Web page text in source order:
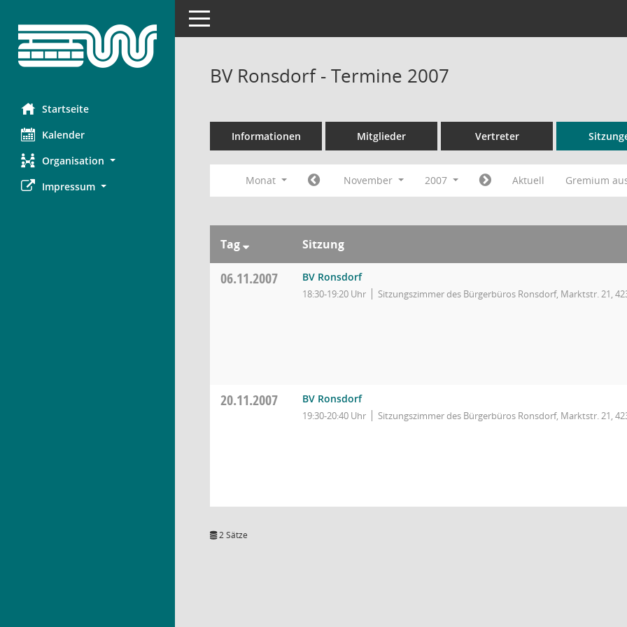
Startseite
Kalender
Organisation
Impressum
Toggle navigation
BV Ronsdorf - Termine 2007
Informationen Mitglieder Vertreter
Monat November 2007 Aktuell Gremium
Tag Sitzung
06.11.2007 BV Ronsdorf
18:30-19:20 Uhr Sitzungszimmer des Bürgerbüros Ronsdorf, Marktstr. 21,
20.11.2007 BV Ronsdorf
19:30-20:40 Uhr Sitzungszimmer des Bürgerbüros Ronsdorf, Marktstr. 21,
2 Sätze